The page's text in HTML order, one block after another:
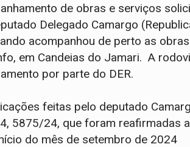
de obras e serviços
Delegado Camargo
acompanhou de perto as
em Candeias do Jamari. A
por parte do DER.
feitas pelo deputado
5875/24, que foram reafirmadas
do mês de setembro de 2024